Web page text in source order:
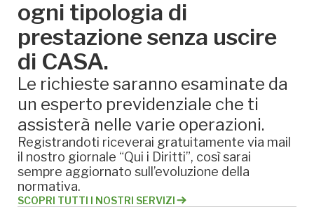
ogni tipologia di
prestazione senza uscire
di CASA.
Le richieste saranno esaminate da
un esperto previdenziale che ti
assisterà nelle varie operazioni.
Registrandoti riceverai gratuitamente via mail
il nostro giornale “Qui i Diritti”, così sarai
sempre aggiornato sull’evoluzione della
normativa.
SCOPRI TUTTI I NOSTRI SERVIZI